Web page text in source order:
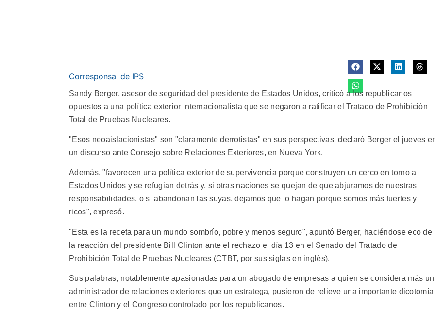
Corresponsal de IPS
Sandy Berger, asesor de seguridad del presidente de Estados Unidos, criticó a los republicanos
opuestos a una política exterior internacionalista que se negaron a ratificar el Tratado de Prohibición
Total de Pruebas Nucleares.
"Esos neoaislacionistas" son "claramente derrotistas" en sus perspectivas, declaró Berger el jueves
un discurso ante Consejo sobre Relaciones Exteriores, en Nueva York.
Además, "favorecen una política exterior de supervivencia porque construyen un cerco en torno a
Estados Unidos y se refugian detrás y, si otras naciones se quejan de que abjuramos de nuestras
responsabilidades, o si abandonan las suyas, dejamos que lo hagan porque somos más fuertes y
ricos", expresó.
"Esta es la receta para un mundo sombrío, pobre y menos seguro", apuntó Berger, haciéndose eco de
la reacción del presidente Bill Clinton ante el rechazo el día 13 en el Senado del Tratado de
Prohibición Total de Pruebas Nucleares (CTBT, por sus siglas en inglés).
Sus palabras, notablemente apasionadas para un abogado de empresas a quien se considera más un
administrador de relaciones exteriores que un estratega, pusieron de relieve una importante dicotomía
entre Clinton y el Congreso controlado por los republicanos.